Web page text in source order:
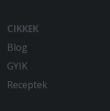
CIKKEK
Blog
GYIK
Receptek